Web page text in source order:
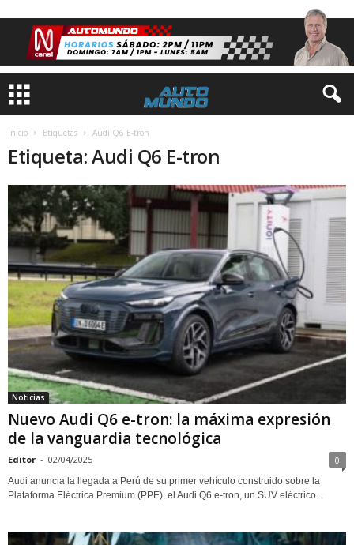
Inicio Etiquetas Audi Q6 E-tron
Etiqueta: Audi Q6 E-tron
Noticias
Nuevo Audi Q6 e-tron: la máxima expresión
de la vanguardia tecnológica
Editor - 02/04/2025 0
Audi anuncia la llegada a Perú de su primer vehículo construido sobre la
Plataforma Eléctrica Premium (PPE), el Audi Q6 e-tron, un SUV eléctrico...